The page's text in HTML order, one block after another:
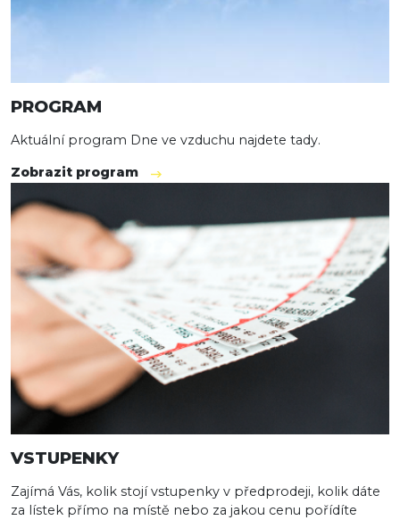
PROGRAM
Aktuální program Dne ve vzduchu najdete tady.
Zobrazit program
VSTUPENKY
Zajímá Vás, kolik stojí vstupenky v předprodeji, kolik dáte
za lístek přímo na místě nebo za jakou cenu pořídíte